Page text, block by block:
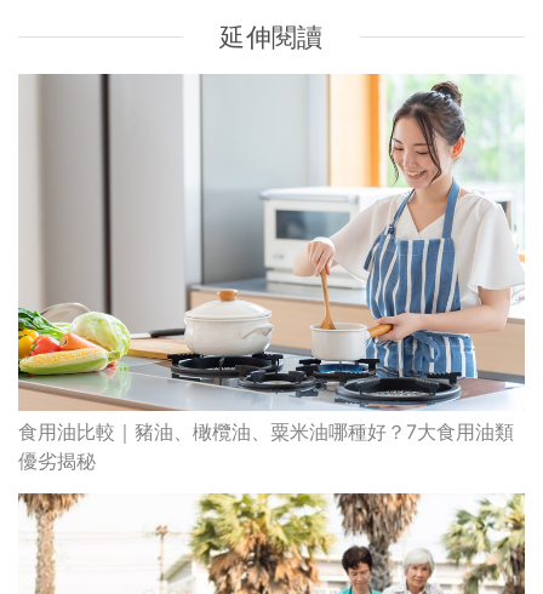
延伸閱讀
食用油比較｜豬油、橄欖油、粟米油哪種好？7大食用油類
優劣揭秘